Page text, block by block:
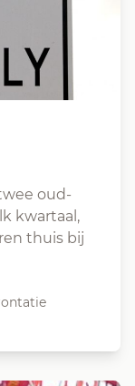
oud-
kwartaal,
thuis bij